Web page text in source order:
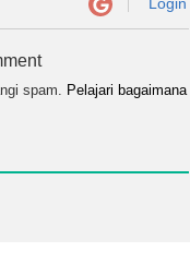
spam. Pelajari bagaimana